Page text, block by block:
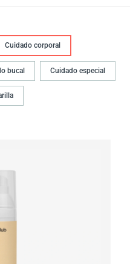
Cuidado corporal
bucal Cuidado especial